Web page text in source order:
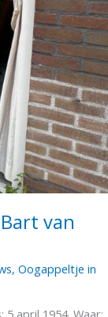
van
, Oogappeltje in